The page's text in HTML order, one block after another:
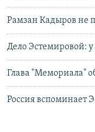
Рамзан Кадыров не
Дело Эстемировой:
Глава "Мемориала"
Россия вспоминает